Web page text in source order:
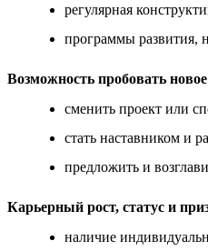
регулярная
программы развития,
Возможность пробовать
сменить проект или
стать наставником и
предложить и
Карьерный рост, статус и
наличие